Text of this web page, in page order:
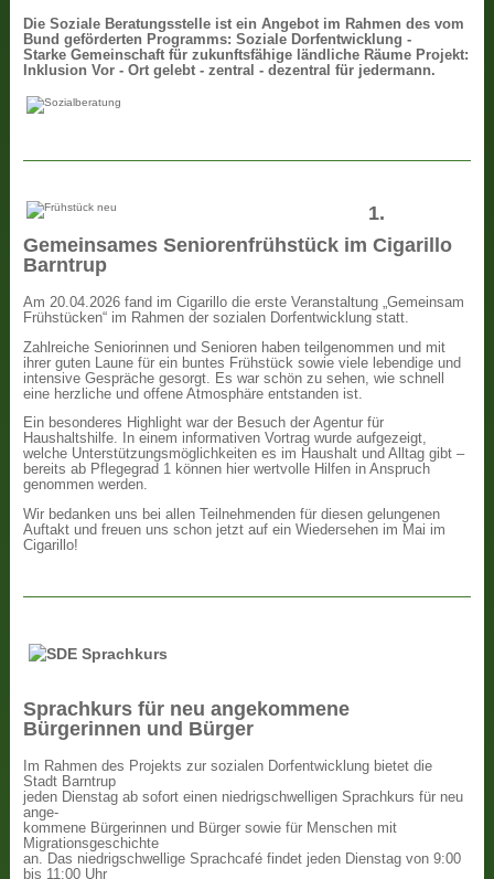
Die Soziale Beratungsstelle ist ein Angebot im Rahmen des vom
Bund geförderten Programms: Soziale Dorfentwicklung -
Starke Gemeinschaft für zukunftsfähige ländliche Räume Projekt:
Inklusion Vor - Ort gelebt - zentral - dezentral für jedermann.
1.
Gemeinsames Seniorenfrühstück im Cigarillo
Barntrup
Am 20.04.2026 fand im Cigarillo die erste Veranstaltung „Gemeinsam
Frühstücken“ im Rahmen der sozialen Dorfentwicklung statt.
Zahlreiche Seniorinnen und Senioren haben teilgenommen und mit
ihrer guten Laune für ein buntes Frühstück sowie viele lebendige und
intensive Gespräche gesorgt. Es war schön zu sehen, wie schnell
eine herzliche und offene Atmosphäre entstanden ist.
Ein besonderes Highlight war der Besuch der Agentur für
Haushaltshilfe. In einem informativen Vortrag wurde aufgezeigt,
welche Unterstützungsmöglichkeiten es im Haushalt und Alltag gibt –
bereits ab Pflegegrad 1 können hier wertvolle Hilfen in Anspruch
genommen werden.
Wir bedanken uns bei allen Teilnehmenden für diesen gelungenen
Auftakt und freuen uns schon jetzt auf ein Wiedersehen im Mai im
Cigarillo!
Sprachkurs für neu angekommene
Bürgerinnen und Bürger
Im Rahmen des Projekts zur sozialen Dorfentwicklung bietet die
Stadt Barntrup
jeden Dienstag ab sofort einen niedrigschwelligen Sprachkurs für neu
ange-
kommene Bürgerinnen und Bürger sowie für Menschen mit
Migrationsgeschichte
an. Das niedrigschwellige Sprachcafé findet jeden Dienstag von 9:00
bis 11:00 Uhr